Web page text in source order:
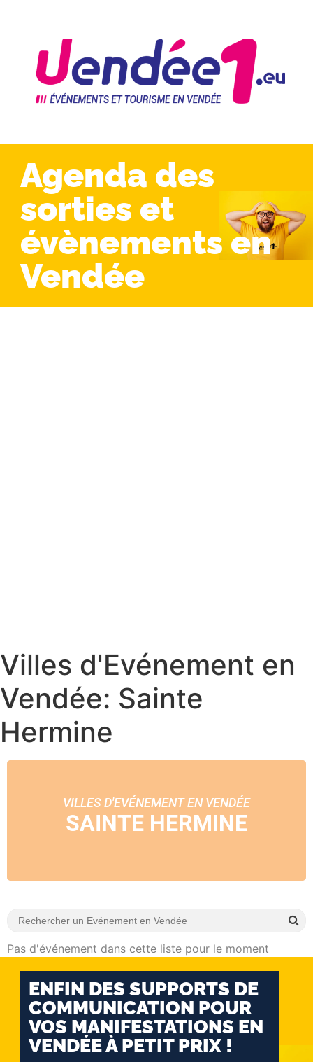
Agenda des
sorties et
évènements en
Vendée
Villes d'Evénement en
Vendée: Sainte
Hermine
VILLES D'EVÉNEMENT EN VENDÉE
SAINTE HERMINE
Pas d'événement dans cette liste pour le moment
ENFIN DES SUPPORTS DE
COMMUNICATION POUR
VOS MANIFESTATIONS EN
VENDÉE À PETIT PRIX !